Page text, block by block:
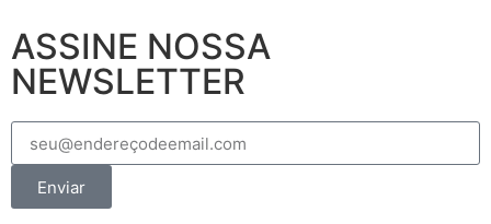
ASSINE NOSSA
NEWSLETTER
Enviar